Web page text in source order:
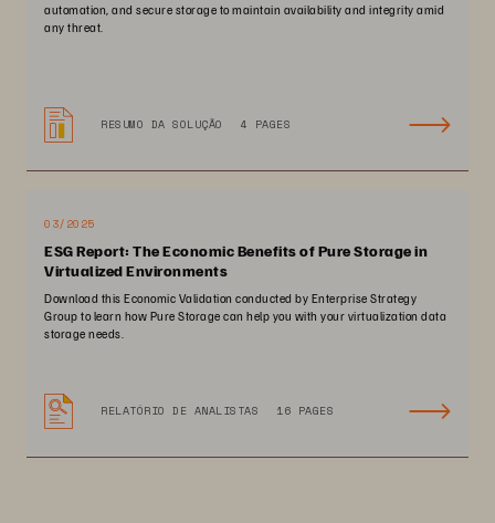
automation, and secure storage to maintain availability and integrity amid
any threat.
RESUMO DA SOLUÇÃO 4 PAGES
03/2025
ESG Report: The Economic Benefits of Pure Storage in
Virtualized Environments
Download this Economic Validation conducted by Enterprise Strategy
Group to learn how Pure Storage can help you with your virtualization data
storage needs.
RELATÓRIO DE ANALISTAS 16 PAGES